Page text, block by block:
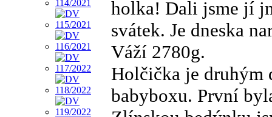
holka! Dali jsme jí
svátek. Je dneska
Váží 2780g.
Holčička je druhým
babyboxu. První